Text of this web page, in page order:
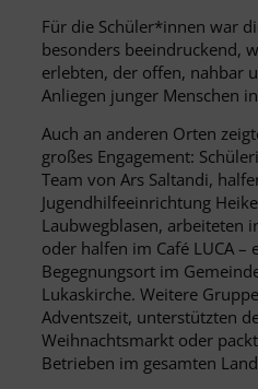
Für die Schüler*innen war
besonders beeindruckend,
erlebten, der offen, nahbar
Anliegen junger Menschen
Auch an anderen Orten
großes Engagement:
Team von Ars Saltandi,
Jugendhilfeeinrichtung
Laubwegblasen, arbeiteten
oder halfen im Café LUCA –
Begegnungsort im
Lukaskirche. Weitere
Adventszeit, unterstützten
Weihnachtsmarkt oder
Betrieben im gesamten